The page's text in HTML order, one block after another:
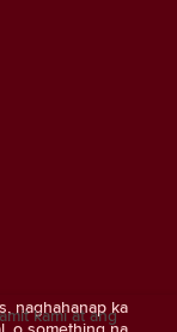
naghahanap ka
kami at ang